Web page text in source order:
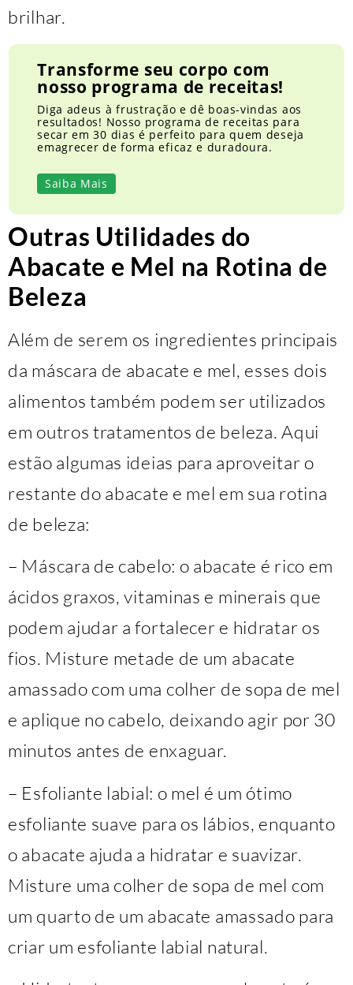
brilhar.
Transforme seu corpo com
nosso programa de receitas!
Diga adeus à frustração e dê boas-vindas aos
resultados! Nosso programa de receitas para
secar em 30 dias é perfeito para quem deseja
emagrecer de forma eficaz e duradoura.
Saiba Mais
Outras Utilidades do
Abacate e Mel na Rotina de
Beleza
Além de serem os ingredientes principais
da máscara de abacate e mel, esses dois
alimentos também podem ser utilizados
em outros tratamentos de beleza. Aqui
estão algumas ideias para aproveitar o
restante do abacate e mel em sua rotina
de beleza:
– Máscara de cabelo: o abacate é rico em
ácidos graxos, vitaminas e minerais que
podem ajudar a fortalecer e hidratar os
fios. Misture metade de um abacate
amassado com uma colher de sopa de mel
e aplique no cabelo, deixando agir por 30
minutos antes de enxaguar.
– Esfoliante labial: o mel é um ótimo
esfoliante suave para os lábios, enquanto
o abacate ajuda a hidratar e suavizar.
Misture uma colher de sopa de mel com
um quarto de um abacate amassado para
criar um esfoliante labial natural.